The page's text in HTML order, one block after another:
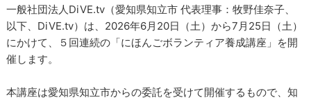
一般社団法人DiVE.tv（愛知県知立市 代表理事：牧野佳奈子、
以下、DiVE.tv）は、2026年6月20日（土）から7月25日（土）
にかけて、５回連続の「にほんごボランティア養成講座」を開
催します。
本講座は愛知県知立市からの委託を受けて開催するもので、知